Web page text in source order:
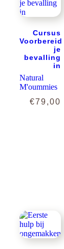
Cursus
Voorbereid
je
bevalling
in
Natural
M'oummies
€79,00